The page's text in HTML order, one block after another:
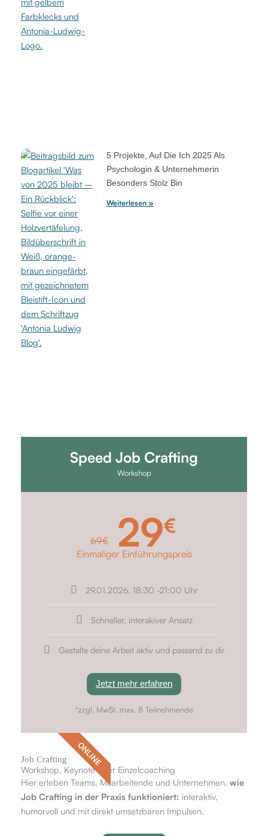
5 Projekte, Auf Die Ich 2025 Als
Psychologin & Unternehmerin
Besonders Stolz Bin
Weiterlesen »
Speed Job Crafting
Workshop
69€ 29€
Einmaliger Einführungspreis
29.01.2026, 18:30 -21:00 Uhr
Schneller, interakiver Ansatz
Gestalte deine Arbeit aktiv und passend zu dir
Jetzt mehr erfahren
*zzgl. MwSt. max. 8 Teilnehmende
ONLINE
Job Crafting
Workshop, Keynote oder Einzelcoaching
Hier erleben Teams, Mitarbeitende und Unternehmen, wie
Job Crafting in der Praxis funktioniert: interaktiv,
humorvoll und mit direkt umsetzbaren Impulsen.